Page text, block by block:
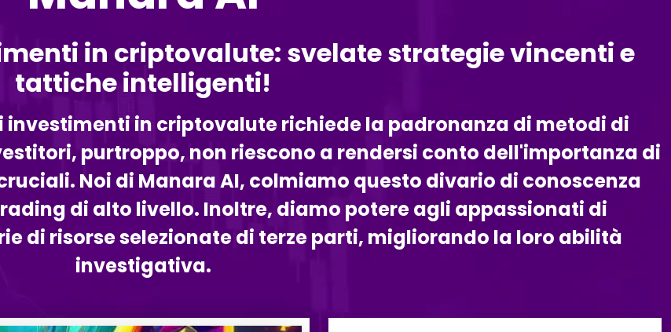
in criptovalute: svelate strategie vincenti e
tattiche intelligenti!
in criptovalute richiede la padronanza di metodi di
purtroppo, non riescono a rendersi conto dell'importanza di
Noi di Manara AI, colmiamo questo divario di conoscenza
di alto livello. Inoltre, diamo potere agli appassionati di
di risorse selezionate di terze parti, migliorando la loro abilità
investigativa.